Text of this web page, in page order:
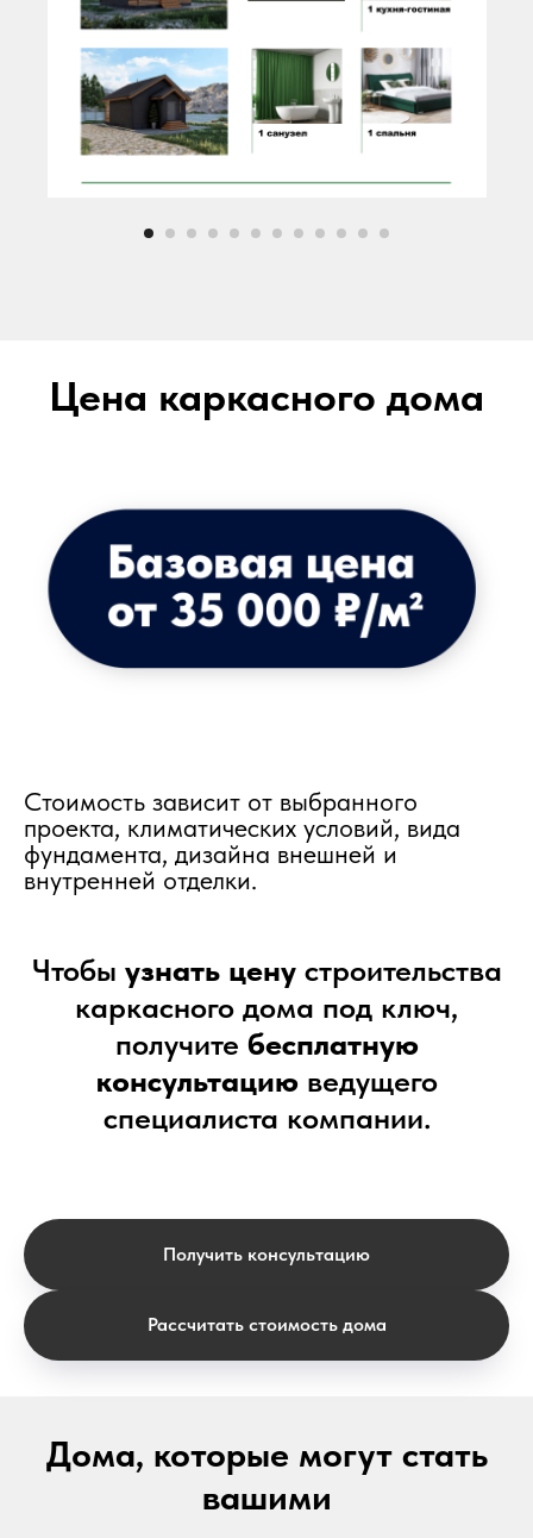
Цена каркасного дома
Стоимость зависит от выбранного
проекта, климатических условий, вида
фундамента, дизайна внешней и
внутренней отделки.
Чтобы узнать ценустроительства
каркасного дома под ключ,
получите бесплатную
консультациюведущего
специалиста компании.
Получить консультацию
Рассчитать стоимость дома
Дома, которые могут стать
вашими